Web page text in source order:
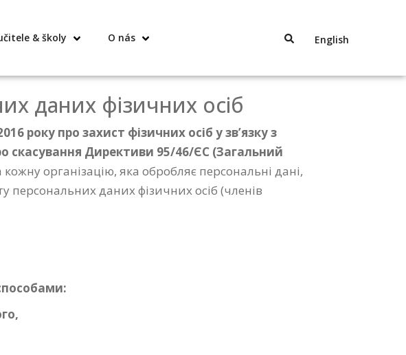
& školy O nás English
даних фізичних осіб
року про захист фізичних осіб у зв’язку з
скасування Директиви 95/46/ЄС (Загальний
організацію, яка обробляє персональні дані,
персональних даних фізичних осіб (членів